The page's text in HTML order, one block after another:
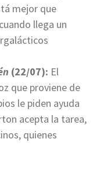
mejor que
llega un
(22/07): El
que proviene de
le piden ayuda
acepta la tarea,
quienes